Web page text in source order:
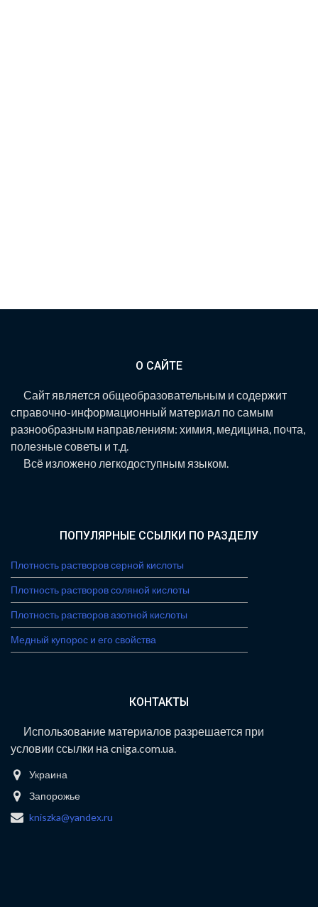
О САЙТЕ
Сайт является общеобразовательным и содержит
справочно-информационный материал по самым
разнообразным направлениям: химия, медицина, почта,
полезные советы и т.д.
Всё изложено легкодоступным языком.
ПОПУЛЯРНЫЕ ССЫЛКИ ПО РАЗДЕЛУ
Плотность растворов серной кислоты
Плотность растворов соляной кислоты
Плотность растворов азотной кислоты
Медный купорос и его свойства
КОНТАКТЫ
Использование материалов разрешается при
условии ссылки на cniga.com.ua.
Украина
Запорожье
kniszka@yandex.ru